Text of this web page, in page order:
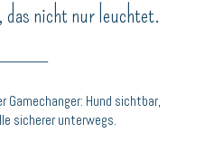
das nicht nur leuchtet.
Gamechanger: Hund sichtbar,
sicherer unterwegs.